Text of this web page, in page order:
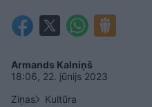
Armands Kalniņš
18:06, 22. jūnijs 2023
Ziņas
Kultūra